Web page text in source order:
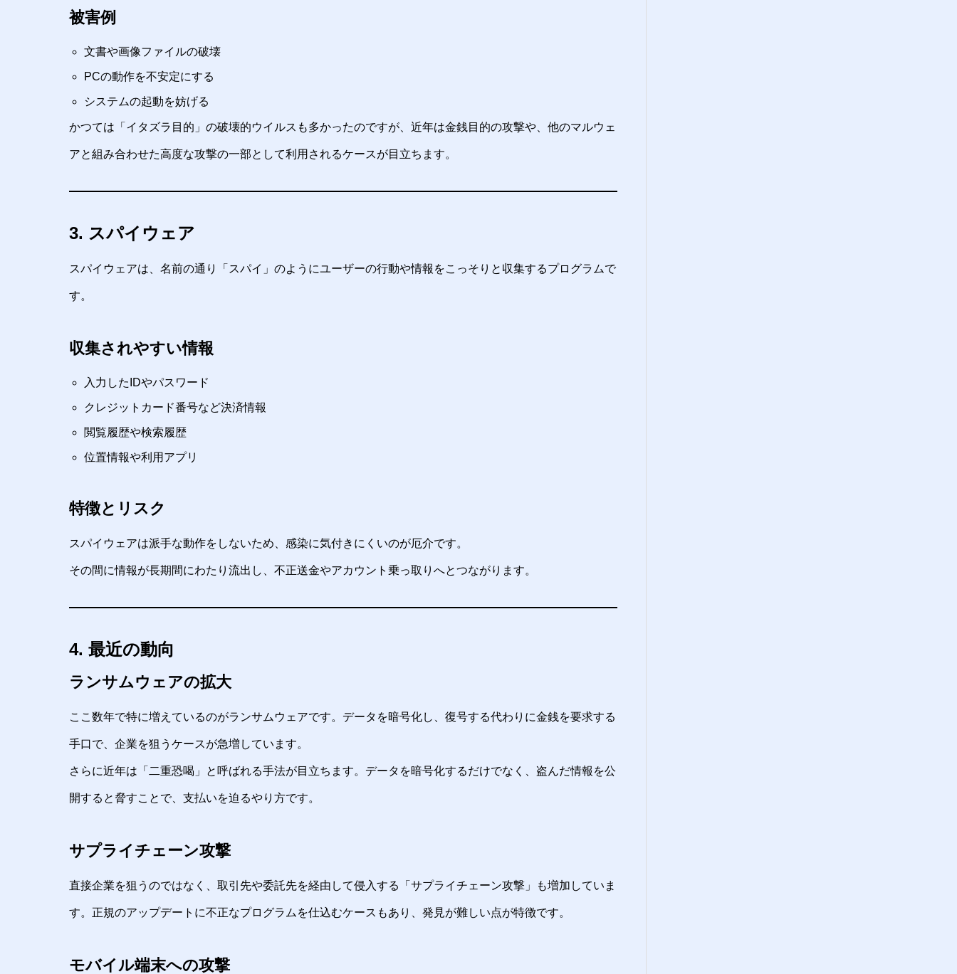
被害例
文書や画像ファイルの破壊
PCの動作を不安定にする
システムの起動を妨げる
かつては「イタズラ目的」の破壊的ウイルスも多かったのですが、近年は金銭目的の攻撃や、他のマルウェ
アと組み合わせた高度な攻撃の一部として利用されるケースが目立ちます。
3. スパイウェア
スパイウェアは、名前の通り「スパイ」のようにユーザーの行動や情報をこっそりと収集するプログラムで
す。
収集されやすい情報
入力したIDやパスワード
クレジットカード番号など決済情報
閲覧履歴や検索履歴
位置情報や利用アプリ
特徴とリスク
スパイウェアは派手な動作をしないため、感染に気付きにくいのが厄介です。
その間に情報が長期間にわたり流出し、不正送金やアカウント乗っ取りへとつながります。
4. 最近の動向
ランサムウェアの拡大
ここ数年で特に増えているのがランサムウェアです。データを暗号化し、復号する代わりに金銭を要求する
手口で、企業を狙うケースが急増しています。
さらに近年は「二重恐喝」と呼ばれる手法が目立ちます。データを暗号化するだけでなく、盗んだ情報を公
開すると脅すことで、支払いを迫るやり方です。
サプライチェーン攻撃
直接企業を狙うのではなく、取引先や委託先を経由して侵入する「サプライチェーン攻撃」も増加していま
す。正規のアップデートに不正なプログラムを仕込むケースもあり、発見が難しい点が特徴です。
モバイル端末への攻撃